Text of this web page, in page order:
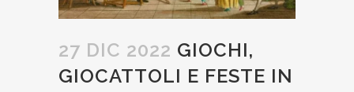
27 DIC 2022 GIOCHI,
GIOCATTOLI E FESTE IN